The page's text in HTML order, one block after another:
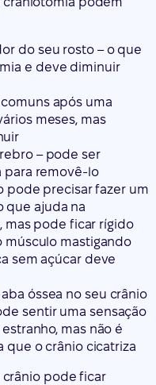
do seu rosto – o que
e deve diminuir
após uma
meses, mas
– pode ser
para removê-lo
pode precisar fazer um
que ajuda na
mas pode ficar rígido
músculo mastigando
sem açúcar deve
óssea no seu crânio
sentir uma sensação
mas não é
que o crânio cicatriza
crânio pode ficar